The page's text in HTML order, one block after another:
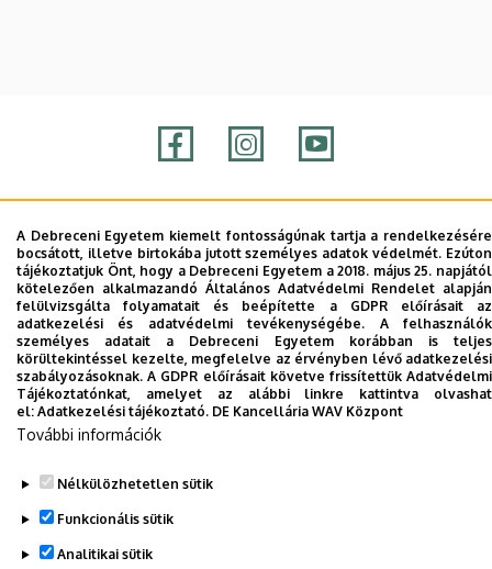
Szerzői jog © 2026 Unideb
A Debreceni Egyetem kiemelt fontosságúnak tartja a rendelkezésére
bocsátott, illetve birtokába jutott személyes adatok védelmét. Ezúton
tájékoztatjuk Önt, hogy a Debreceni Egyetem a 2018. május 25. napjától
kötelezően alkalmazandó Általános Adatvédelmi Rendelet alapján
felülvizsgálta folyamatait és beépítette a GDPR előírásait az
adatkezelési és adatvédelmi tevékenységébe. A felhasználók
személyes adatait a Debreceni Egyetem korábban is teljes
körültekintéssel kezelte, megfelelve az érvényben lévő adatkezelési
szabályozásoknak. A GDPR előírásait követve frissítettük Adatvédelmi
Tájékoztatónkat, amelyet az alábbi linkre kattintva olvashat
el: Adatkezelési tájékoztató. DE Kancellária WAV Központ
További információk
Nélkülözhetetlen sütik
Funkcionális sütik
Analitikai sütik